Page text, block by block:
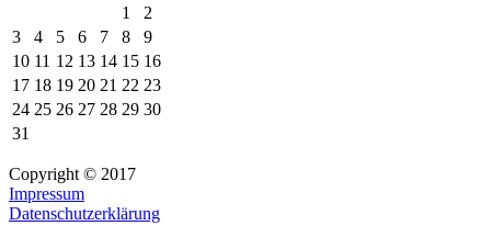
1
2
3
4 5 6 7 8
9
10 11 12 13 14 15 16
17 18 19 20 21 22 23
24 25 26 27 28 29 30
31
Copyright © 2017
Impressum
Datenschutzerklärung